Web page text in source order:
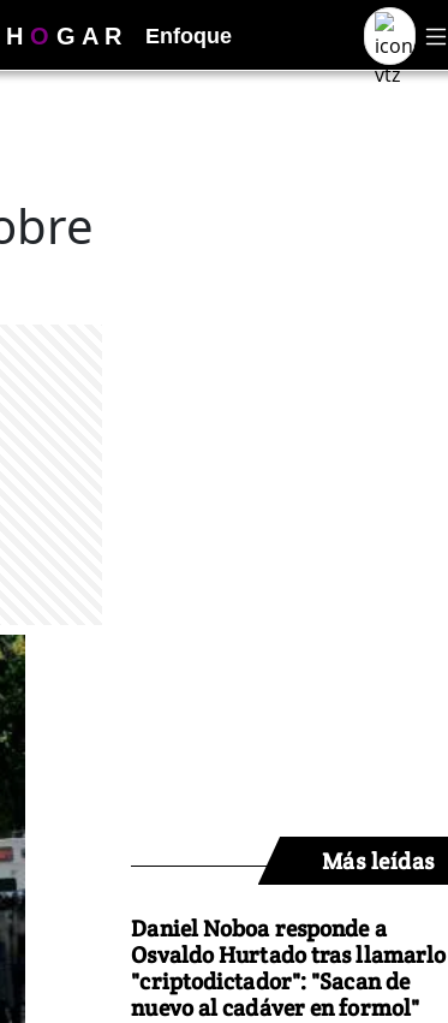
H O G A R Enfoque
Más leídas
Daniel Noboa responde a
Osvaldo Hurtado tras llamarlo
"criptodictador": "Sacan de
nuevo al cadáver en formol"